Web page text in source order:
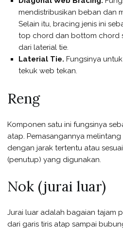
mendistribusikan beban dan
Selain itu, bracing jenis ini
top chord dan bottom chord
dari laterial tie.
Laterial Tie.Fungsinya
tekuk web tekan.
Reng
Komponen satu ini fungsinya
atap. Pemasangannya
dengan jarak tertentu atau
(penutup) yang digunakan.
Nok (jurai luar)
Jurai luar adalah bagaian tajam
dari garis tiris atap sampai